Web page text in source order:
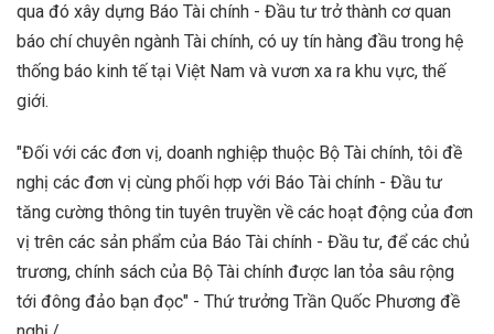
qua đó xây dựng Báo Tài chính - Đầu tư trở thành cơ quan
báo chí chuyên ngành Tài chính, có uy tín hàng đầu trong hệ
thống báo kinh tế tại Việt Nam và vươn xa ra khu vực, thế
giới.
"Đối với các đơn vị, doanh nghiệp thuộc Bộ Tài chính, tôi đề
nghị các đơn vị cùng phối hợp với Báo Tài chính - Đầu tư
tăng cường thông tin tuyên truyền về các hoạt động của đơn
vị trên các sản phẩm của Báo Tài chính - Đầu tư, để các chủ
trương, chính sách của Bộ Tài chính được lan tỏa sâu rộng
tới đông đảo bạn đọc" - Thứ trưởng Trần Quốc Phương đề